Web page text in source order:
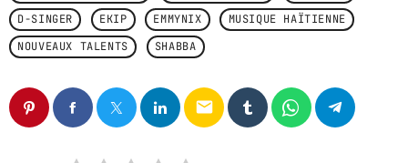
D-SINGER
EKIP EMMYNIX
MUSIQUE HAÏTIENNE
NOUVEAUX TALENTS
SHABBA
email